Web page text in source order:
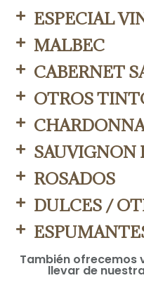
ESPECIAL
MALBEC
CABERNET
OTROS
SAUVIGNON
ROSADOS
DULCES /
También ofrecemos
llevar de